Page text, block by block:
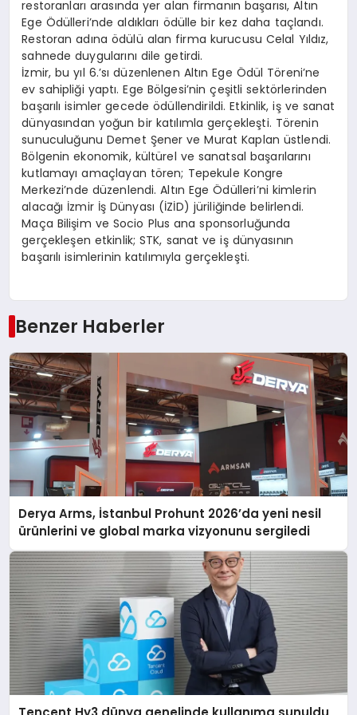
restoranları arasında yer alan firmanın başarısı, Altın
Ege Ödülleri’nde aldıkları ödülle bir kez daha taçlandı.
Restoran adına ödülü alan firma kurucusu Celal Yıldız,
sahnede duygularını dile getirdi.
İzmir, bu yıl 6.’sı düzenlenen Altın Ege Ödül Töreni’ne
ev sahipliği yaptı. Ege Bölgesi’nin çeşitli sektörlerinden
başarılı isimler gecede ödüllendirildi. Etkinlik, iş ve sanat
dünyasından yoğun bir katılımla gerçekleşti. Törenin
sunuculuğunu Demet Şener ve Murat Kaplan üstlendi.
Bölgenin ekonomik, kültürel ve sanatsal başarılarını
kutlamayı amaçlayan tören; Tepekule Kongre
Merkezi’nde düzenlendi. Altın Ege Ödülleri’ni kimlerin
alacağı İzmir İş Dünyası (İZİD) jüriliğinde belirlendi.
Maça Bilişim ve Socio Plus ana sponsorluğunda
gerçekleşen etkinlik; STK, sanat ve iş dünyasının
başarılı isimlerinin katılımıyla gerçekleşti.
Benzer Haberler
Derya Arms, İstanbul Prohunt 2026’da yeni nesil
ürünlerini ve global marka vizyonunu sergiledi